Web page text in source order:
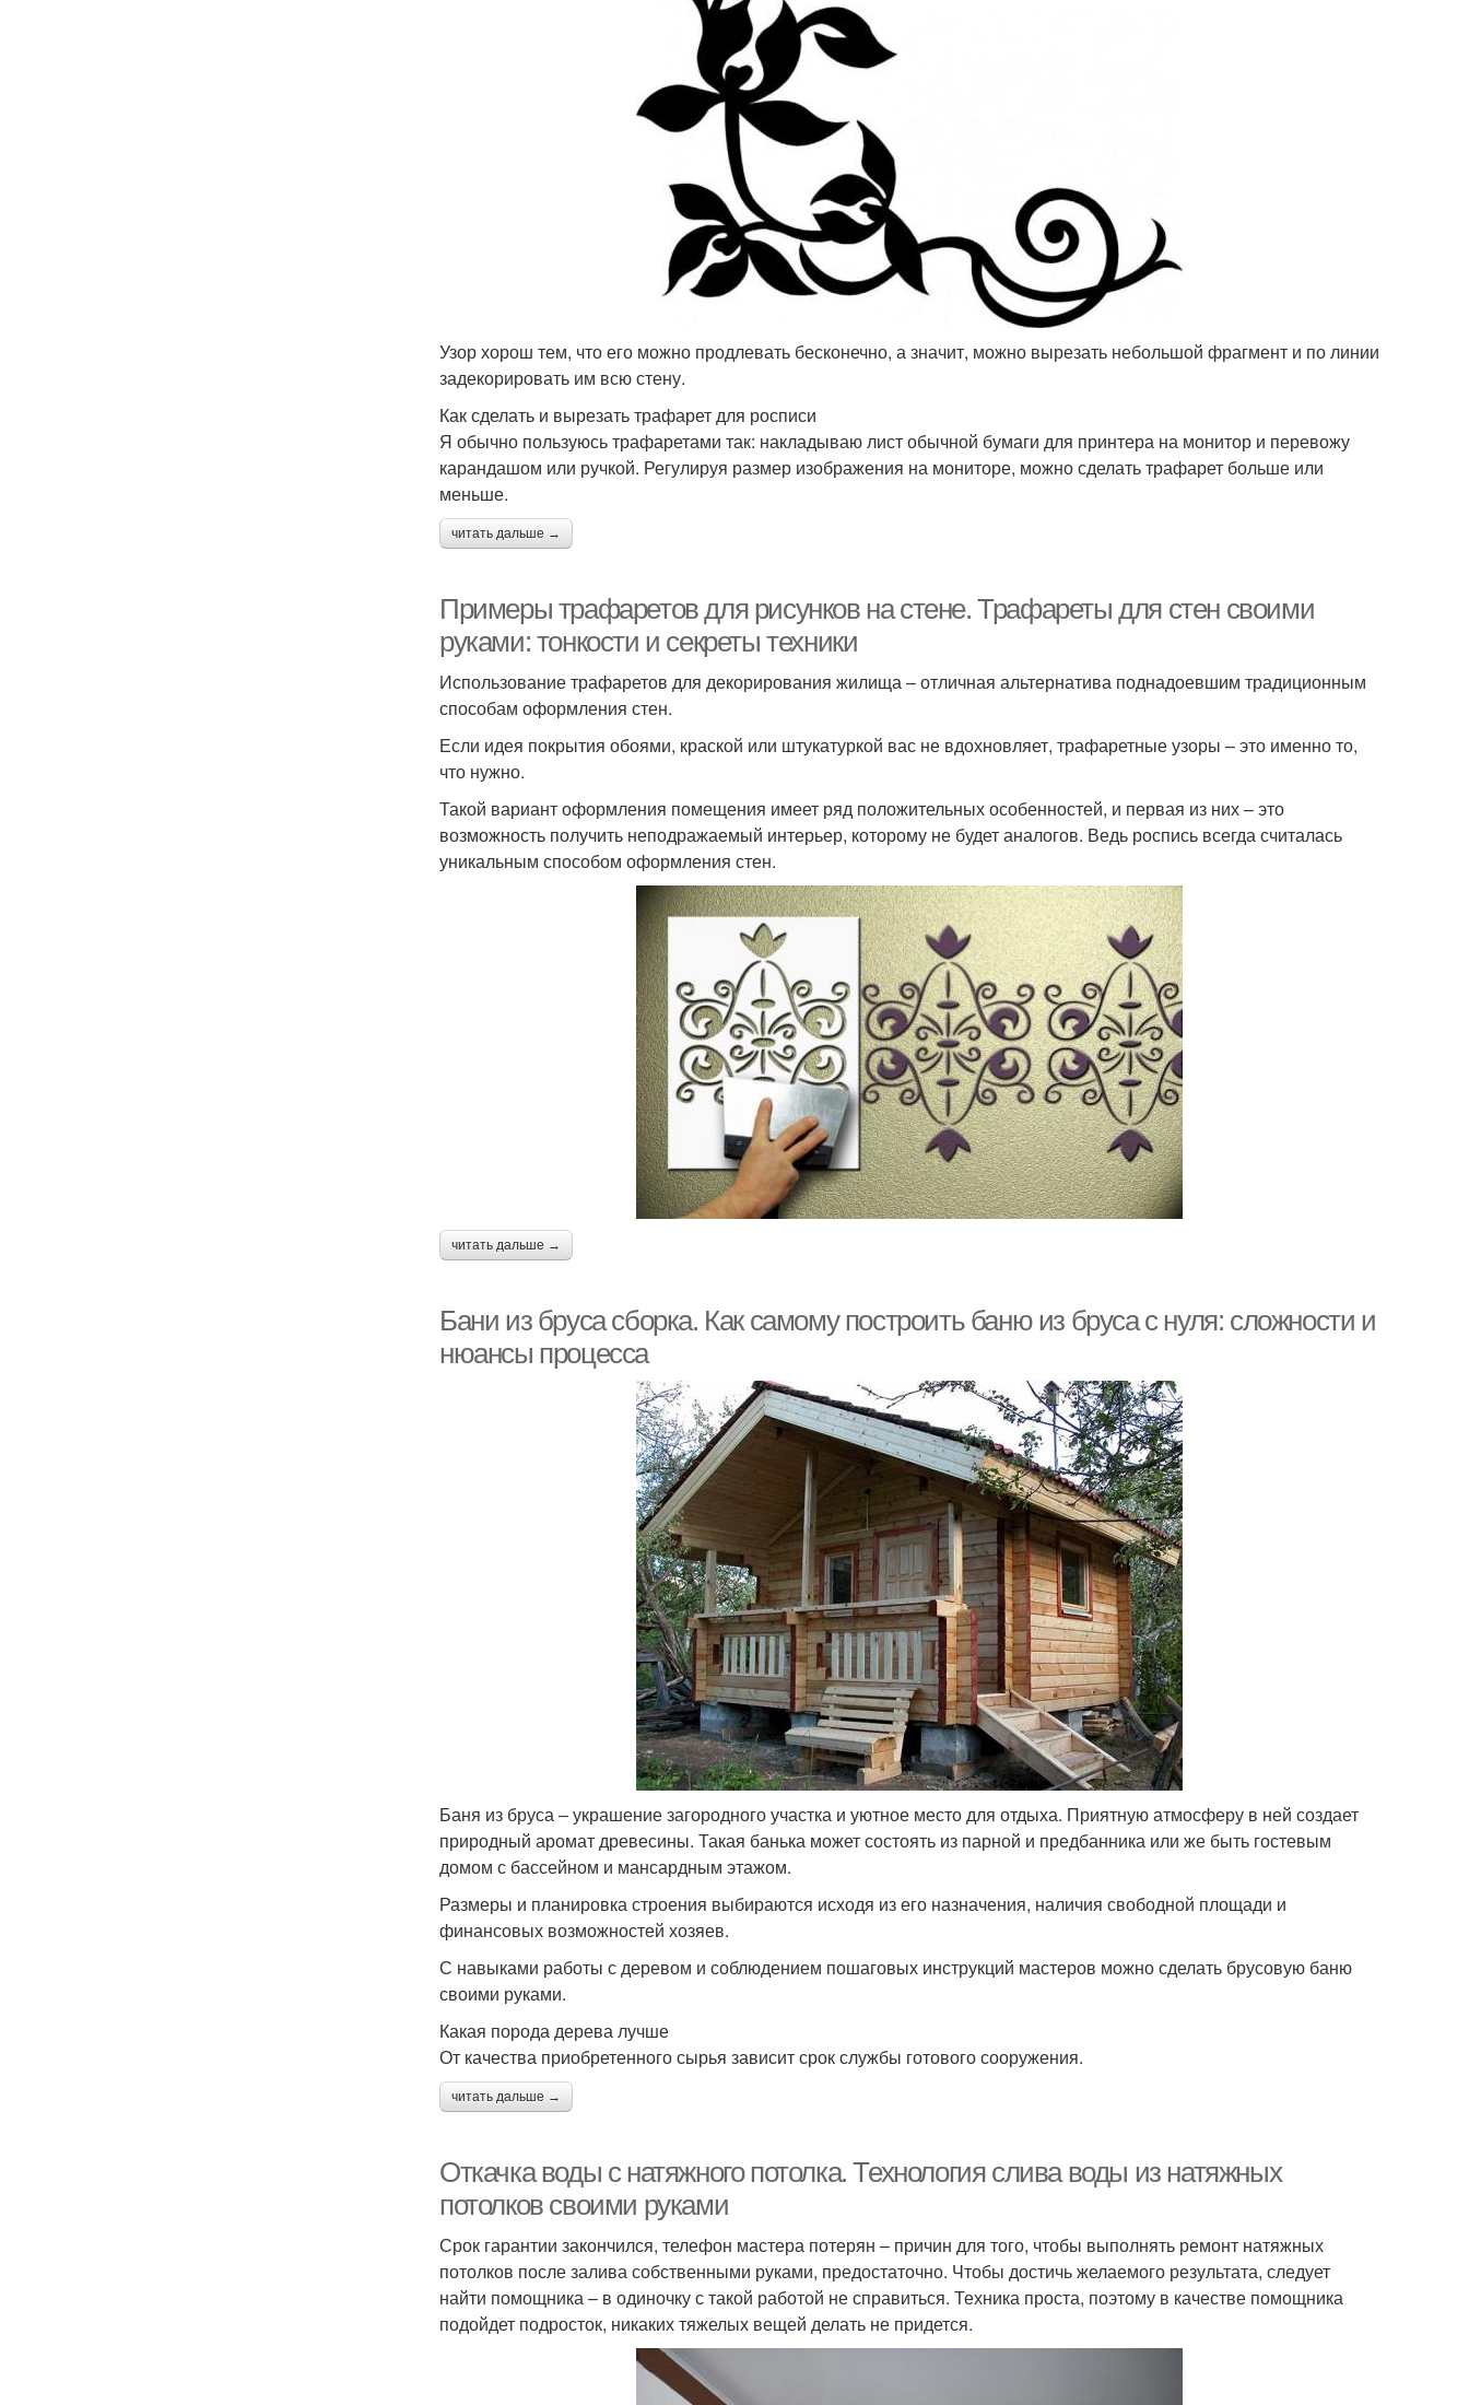
Узор хорош тем, что его можно продлевать бесконечно, а значит, можно вырезать небольшой фрагмент и по линии
задекорировать им всю стену.
Как сделать и вырезать трафарет для росписи
Я обычно пользуюсь трафаретами так: накладываю лист обычной бумаги для принтера на монитор и перевожу
карандашом или ручкой. Регулируя размер изображения на мониторе, можно сделать трафарет больше или
меньше.
читать дальше →
Примеры трафаретов для рисунков на стене. Трафареты для стен своими
руками: тонкости и секреты техники
Использование трафаретов для декорирования жилища – отличная альтернатива поднадоевшим традиционным
способам оформления стен.
Если идея покрытия обоями, краской или штукатуркой вас не вдохновляет, трафаретные узоры – это именно то,
что нужно.
Такой вариант оформления помещения имеет ряд положительных особенностей, и первая из них – это
возможность получить неподражаемый интерьер, которому не будет аналогов. Ведь роспись всегда считалась
уникальным способом оформления стен.
читать дальше →
Бани из бруса сборка. Как самому построить баню из бруса с нуля: сложности и
нюансы процесса
Баня из бруса ‒ украшение загородного участка и уютное место для отдыха. Приятную атмосферу в ней создает
природный аромат древесины. Такая банька может состоять из парной и предбанника или же быть гостевым
домом с бассейном и мансардным этажом.
Размеры и планировка строения выбираются исходя из его назначения, наличия свободной площади и
финансовых возможностей хозяев.
С навыками работы с деревом и соблюдением пошаговых инструкций мастеров можно сделать брусовую баню
своими руками.
Какая порода дерева лучше
От качества приобретенного сырья зависит срок службы готового сооружения.
читать дальше →
Откачка воды с натяжного потолка. Технология слива воды из натяжных
потолков своими руками
Срок гарантии закончился, телефон мастера потерян – причин для того, чтобы выполнять ремонт натяжных
потолков после залива собственными руками, предостаточно. Чтобы достичь желаемого результата, следует
найти помощника – в одиночку с такой работой не справиться. Техника проста, поэтому в качестве помощника
подойдет подросток, никаких тяжелых вещей делать не придется.